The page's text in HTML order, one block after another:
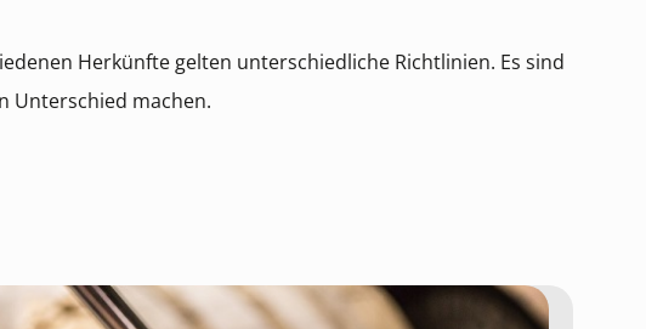
Herkünfte gelten unterschiedliche Richtlinien. Es sind
Unterschied machen.